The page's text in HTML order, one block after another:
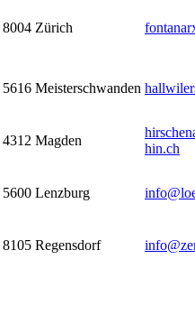
8004 Zürich
5616 Meisterschwanden
4312 Magden
hin.ch
5600 Lenzburg
8105 Regensdorf